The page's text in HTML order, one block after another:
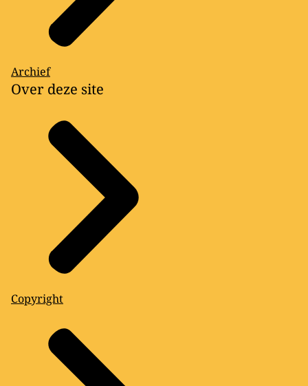
Archief
Over deze site
Copyright